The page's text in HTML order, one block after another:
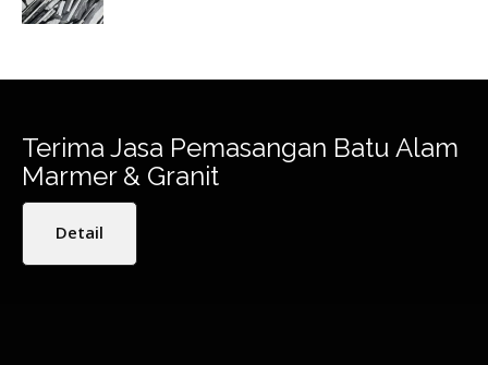
Terima Jasa Pemasangan Batu Alam
Marmer & Granit
Detail